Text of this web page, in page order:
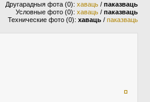
Другарадныя фота (0): хаваць / паказваць
Условные фото (0): хаваць / паказваць
Технические фото (0): хаваць / паказваць
¤